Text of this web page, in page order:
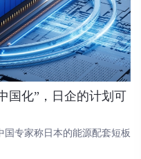
国化”，日企的计划可
国专家称日本的能源配套短板